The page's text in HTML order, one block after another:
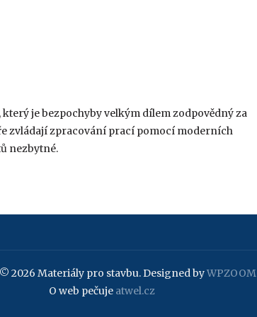
je bezpochyby velkým dílem zodpovědný za
zvládají zpracování prací pomocí moderních
nezbytné.
2026 Materiály pro stavbu.Designed byWPZOOM
O web pečuje atwel.cz